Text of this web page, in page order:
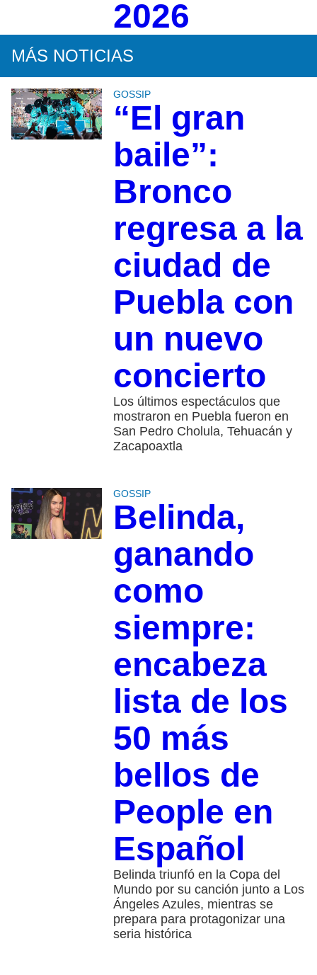
2026
MÁS NOTICIAS
GOSSIP
“El gran
baile”:
Bronco
regresa a la
ciudad de
Puebla con
un nuevo
concierto
Los últimos espectáculos que
mostraron en Puebla fueron en
San Pedro Cholula, Tehuacán y
Zacapoaxtla
GOSSIP
Belinda,
ganando
como
siempre:
encabeza
lista de los
50 más
bellos de
People en
Español
Belinda triunfó en la Copa del
Mundo por su canción junto a Los
Ángeles Azules, mientras se
prepara para protagonizar una
seria histórica